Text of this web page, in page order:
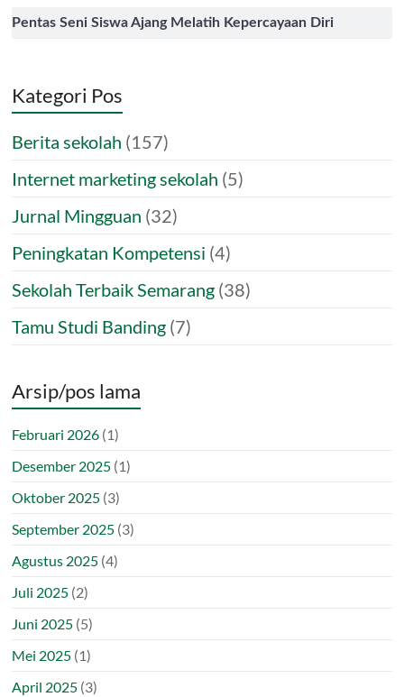
Pentas Seni Siswa Ajang Melatih Kepercayaan Diri
Kategori Pos
Berita sekolah (157)
Internet marketing sekolah (5)
Jurnal Mingguan (32)
Peningkatan Kompetensi (4)
Sekolah Terbaik Semarang (38)
Tamu Studi Banding (7)
Arsip/pos lama
Februari 2026 (1)
Desember 2025 (1)
Oktober 2025 (3)
September 2025 (3)
Agustus 2025 (4)
Juli 2025 (2)
Juni 2025 (5)
Mei 2025 (1)
April 2025 (3)